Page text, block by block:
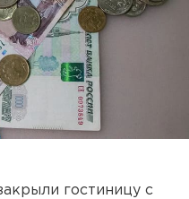
гостиницу с